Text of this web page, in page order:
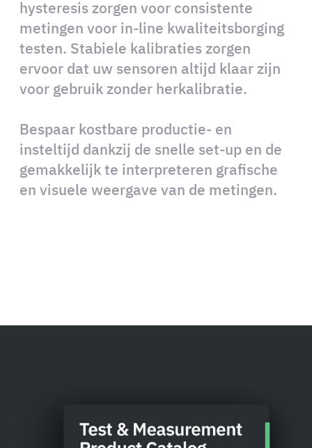
hysteresis zorgen voor consistente
metingen voor in-line kwaliteitsborging
testen. Stabiele kalibraties zorgen
ervoor dat uw sensoren altijd klaar zijn
voor gebruik zonder herkalibratie.
Bespaar kostbare productie- en
insteltijd dankzij de snelle set-up en de
gemakkelijk te interpreteren grafische
en visuele weergave van de metingen.